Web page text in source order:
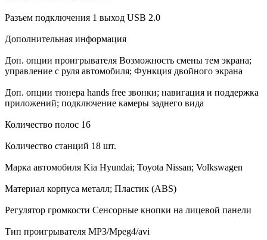
Разъем подключения 1 выход USB 2.0
Дополнительная информация
Доп. опции проигрывателя Возможность смены тем экрана;
управление с руля автомобиля; Функция двойного экрана
Доп. опции тюнера hands free звонки; навигация и поддержка
приложений; подключение камеры заднего вида
Количество полос 16
Количество станций 18 шт.
Марка автомобиля Kia Hyundai; Toyota Nissan; Volkswagen
Материал корпуса металл; Пластик (ABS)
Регулятор громкости Сенсорные кнопки на лицевой панели
Тип проигрывателя MP3/Mpeg4/avi